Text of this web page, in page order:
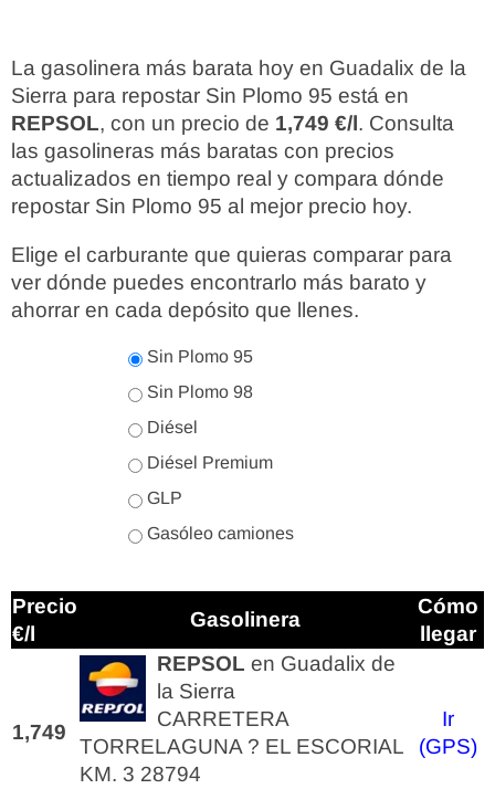
La gasolinera más barata hoy en Guadalix de la
Sierra para repostar Sin Plomo 95 está en
REPSOL, con un precio de 1,749 €/l. Consulta
las gasolineras más baratas con precios
actualizados en tiempo real y compara dónde
repostar Sin Plomo 95 al mejor precio hoy.
Elige el carburante que quieras comparar para
ver dónde puedes encontrarlo más barato y
ahorrar en cada depósito que llenes.
Sin Plomo 95
Sin Plomo 98
Diésel
Diésel Premium
GLP
Gasóleo camiones
Precio
€/l
Gasolinera
Cómo
llegar
1,749
REPSOL en Guadalix de
la Sierra
CARRETERA
TORRELAGUNA ? EL ESCORIAL
KM. 3 28794
Ir
(GPS)